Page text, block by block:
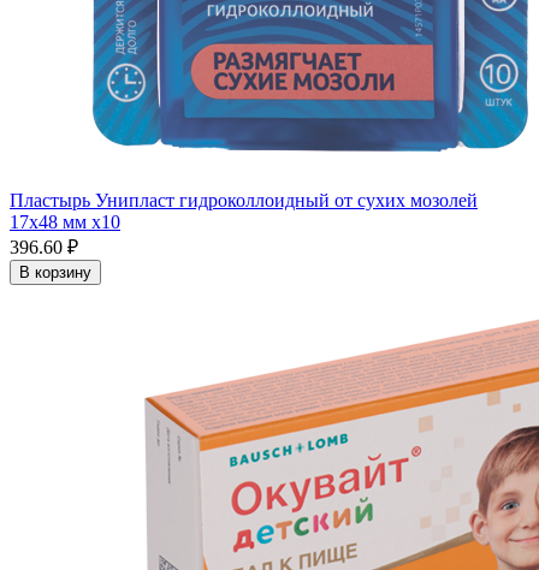
Пластырь Унипласт гидроколлоидный от сухих мозолей
17х48 мм x10
396.60 ₽
В корзину